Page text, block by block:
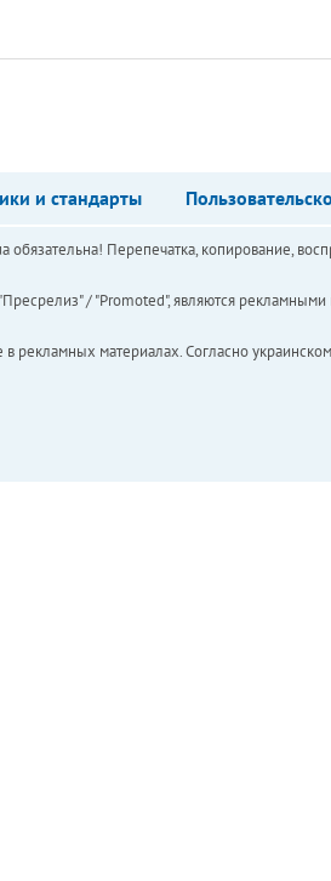
и стандарты
Перепечатка, копирование,
/ "Promoted", являются рекламными
материалах. Согласно